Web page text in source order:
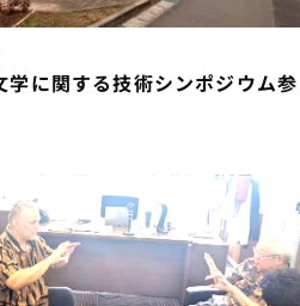
学に関する技術シンポジウム参